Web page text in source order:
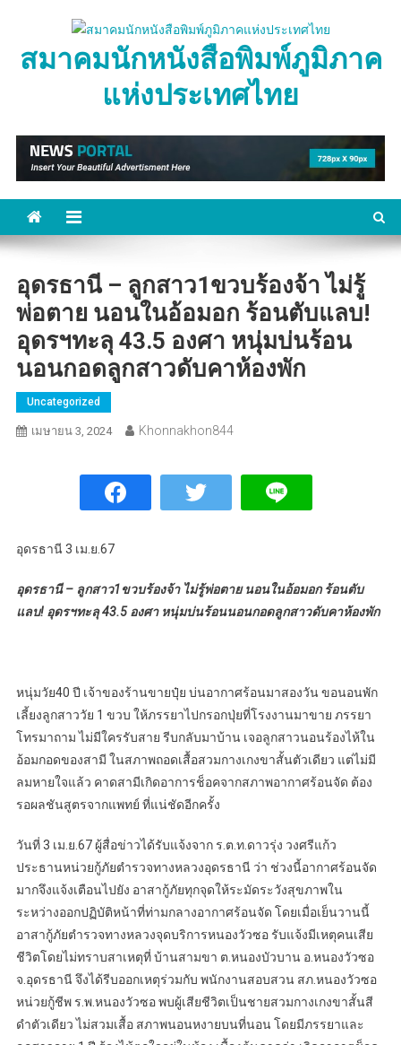
contentสมาคมนักหนังสือพิมพ์ภูมิภาค
แห่งประเทศไทย
อุดรธานี – ลูกสาว1ขวบร้องจ้า ไม่รู้
พ่อตาย นอนในอ้อมอก ร้อนตับแลบ!
อุดรฯทะลุ 43.5 องศา หนุ่มบ่นร้อน
นอนกอดลูกสาวดับคาห้องพัก
Uncategorized
เมษายน 3, 2024 Khonnakhon844
อุดรธานี 3 เม.ย.67
อุดรธานี – ลูกสาว1ขวบร้องจ้า ไม่รู้พ่อตาย นอนในอ้อมอก ร้อนตับ
แลบ! อุดรฯทะลุ 43.5 องศา หนุ่มบ่นร้อนนอนกอดลูกสาวดับคาห้องพัก
หนุ่มวัย40 ปี เจ้าของร้านขายปุ๋ย บ่นอากาศร้อนมาสองวัน ขอนอนพัก
เลี้ยงลูกสาววัย 1 ขวบ ให้ภรรยาไปกรอกปุ่ยที่โรงงานมาขาย ภรรยา
โทรมาถาม ไม่มีใครรับสาย รีบกลับมาบ้าน เจอลูกสาวนอนร้องไห้ใน
อ้อมกอดของสามี ในสภาพถอดเสื้อสวมกางเกงขาสั้นตัวเดียว แต่ไม่มี
ลมหายใจแล้ว คาดสามีเกิดอาการช็อคจากสภาพอากาศร้อนจัด ต้อง
รอผลชันสูตรจากแพทย์ ที่แน่ชัดอีกครั้ง
วันที่ 3 เม.ย.67 ผู้สื่อข่าวได้รับแจ้งจาก ร.ต.ท.ดาวรุ่ง วงศรีแก้ว
ประธานหน่วยกู้ภัยตำรวจทางหลวงอุดรธานี ว่า ช่วงนี้อากาศร้อนจัด
มากจึงแจ้งเตือนไปยัง อาสากู้ภัยทุกจุดให้ระมัดระวังสุขภาพใน
ระหว่างออกปฏิบัติหน้าที่ท่ามกลางอากาศร้อนจัด โดยเมื่อเย็นวานนี้
อาสากู้ภัยตำรวจทางหลวงจุดบริการหนองวัวซอ รับแจ้งมีเหตุคนเสีย
ชีวิตโดยไม่ทราบสาเหตุที่ บ้านสามขา ต.หนองบัวบาน อ.หนองวัวซอ
จ.อุดรธานี จึงได้รีบออกเหตุร่วมกับ พนักงานสอบสวน สภ.หนองวัวซอ
หน่วยกู้ชีพ ร.พ.หนองวัวซอ พบผู้เสียชีวิตเป็นชายสวมกางเกงขาสั้นสี
ดำตัวเดียว ไม่สวมเสื้อ สภาพนอนหงายบนที่นอน โดยมีภรรยาและ